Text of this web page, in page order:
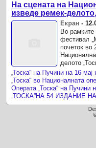
На сцената на
изведе ремек-
Екран -
Во
фестивал
почеток во
делото
драма во
„Тоска“ на Пучини на 16
„ТОСКА”НА 54 ИЗДАНИЕ